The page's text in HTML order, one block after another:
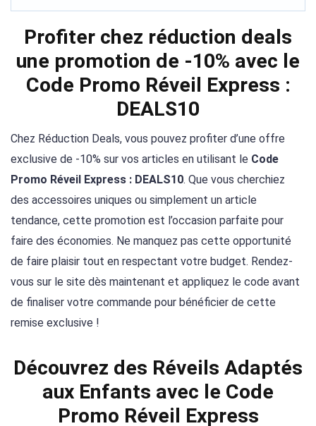
Profiter chez réduction deals
une promotion de -10% avec le
Code Promo Réveil Express :
DEALS10
Chez Réduction Deals, vous pouvez profiter d’une offre
exclusive de -10% sur vos articles en utilisant le Code
Promo Réveil Express : DEALS10. Que vous cherchiez
des accessoires uniques ou simplement un article
tendance, cette promotion est l’occasion parfaite pour
faire des économies. Ne manquez pas cette opportunité
de faire plaisir tout en respectant votre budget. Rendez-
vous sur le site dès maintenant et appliquez le code avant
de finaliser votre commande pour bénéficier de cette
remise exclusive !
Découvrez des Réveils Adaptés
aux Enfants avec le Code
Promo Réveil Express